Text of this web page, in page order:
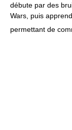
débute par des
Wars, puis
permettant de